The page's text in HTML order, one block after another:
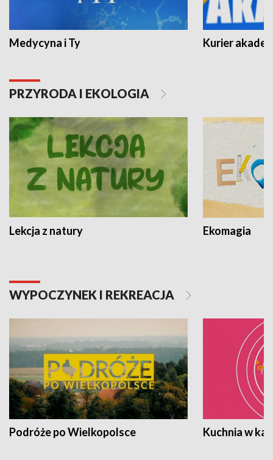
Medycyna i Ty Kurier
PRZYRODA I EKOLOGIA
Lekcja z natury Ekomagia
WYPOCZYNEK I REKREACJA
Podróże po Wielkopolsce Kuchnia w